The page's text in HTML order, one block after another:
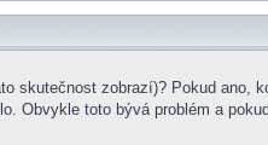
skutečnost zobrazí)? Pokud ano,
Obvykle toto bývá problém a